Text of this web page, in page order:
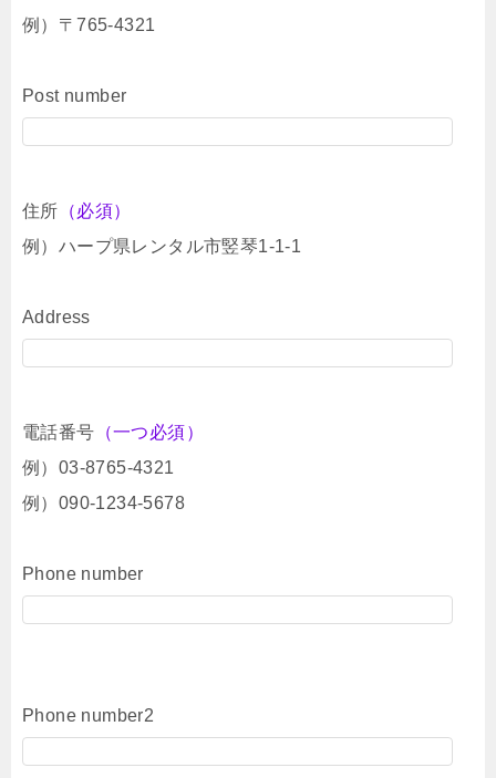
例）〒765-4321
Post number
住所 （必須）
例）ハープ県レンタル市竪琴1-1-1
Address
電話番号 （一つ必須）
例）03-8765-4321
例）090-1234-5678
Phone number
Phone number2